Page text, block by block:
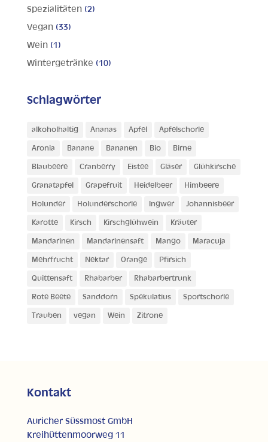
Spezialitäten (2)
Vegan (33)
Wein (1)
Wintergetränke (10)
Schlagwörter
alkoholhaltig Ananas Apfel Apfelschorle
Aronia Banane Bananen Bio Birne
Blaubeere Cranberry Eistee Gläser Glühkirsche
Granatapfel Grapefruit Heidelbeer Himbeere
Holunder Holunderschorle Ingwer Johannisbeer
Karotte Kirsch Kirschglühwein Kräuter
Mandarinen Mandarinensaft Mango Maracuja
Mehrfrucht Nektar Orange Pfirsich
Quittensaft Rhabarber Rhabarbertrunk
Rote Beete Sanddorn Spekulatius Sportschorle
Trauben vegan Wein Zitrone
Kontakt
Auricher Süssmost GmbH
Kreihüttenmoorweg 11